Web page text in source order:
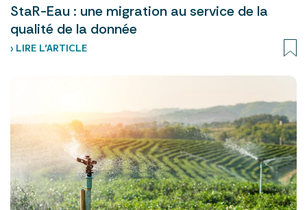
StaR-Eau : une migration au service de la
qualité de la donnée
› LIRE L’ARTICLE